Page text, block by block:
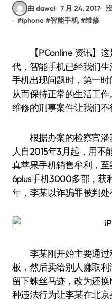
由 dawei 7 月 24, 2017
#iphone #智能手机 #维修
【PConline 资讯】这是一个移动互联网的时
代，智能手机已经我们
手机出现问题时，第一
从而保持正常的生活工
维修的刑事案件让我们不
根据办案的检察官潘
人自2015年3月起，用不
真苹果手机销售牟利，
6plus手机3000多部，获
年，李某以诈骗罪被判处
李某刚开始主要通过
板，然后卖给别人赚取
留下蛛丝马迹，改为还
种违法行为让李某在北